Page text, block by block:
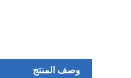
وصف المنتج